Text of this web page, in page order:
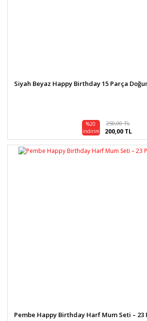
Siyah Beyaz Happy Birthday 15 Parça
%20
indirim
250,00 TL
200,00 TL
Pembe Happy Birthday Harf Mum Seti – 23